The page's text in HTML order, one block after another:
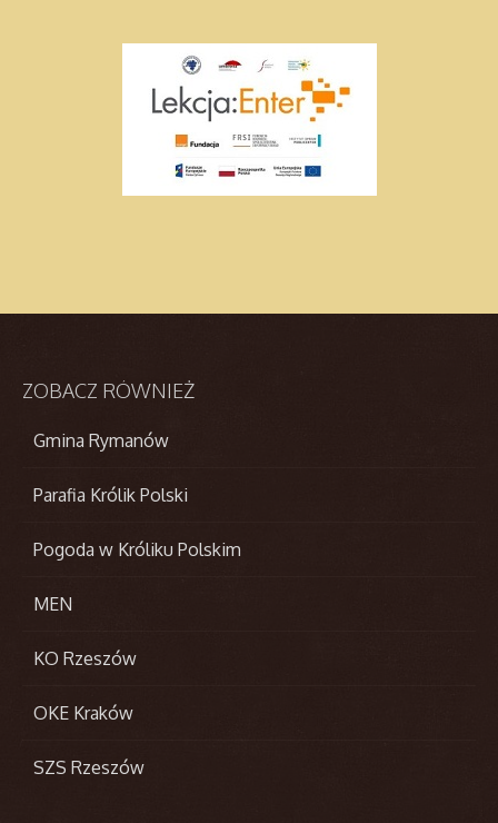
ZOBACZ RÓWNIEŻ
Gmina Rymanów
Parafia Królik Polski
Pogoda w Króliku Polskim
MEN
KO Rzeszów
OKE Kraków
SZS Rzeszów